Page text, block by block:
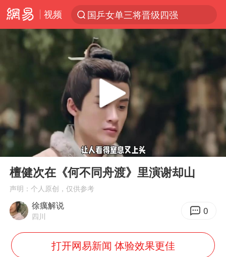
视频
国乒女单三将晋级四强
光影经济撬动暑期消费新蓝海
马克·艾伦退出斯诺克中国公开赛
新疆优化调整景区内自驾服务费
央视新主播李秋莹孙亚鹏亮相
情侣平潭拍日出坠崖1死1伤
老挝国会主席赛宋蓬逝世
黄金牛市回来了吗
《欢迎来龙餐馆》口碑
茅台部分直营店飞天茅台提价
酒店回应车内过夜被收150元
Play
00:00 01:11
檀健次在《何不同舟渡》里演谢却山
声明：个人原创，仅供参考
徐癘解说
四川 0
打开网易新闻 体验效果更佳